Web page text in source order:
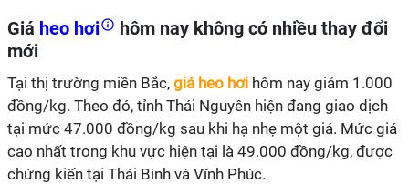
Giá heo hơi
hôm nay không có nhiều thay đổi
mới
Tại thị trường miền Bắc, giá heo hơi hôm nay giảm 1.000
đồng/kg. Theo đó, tỉnh Thái Nguyên hiện đang giao dịch
tại mức 47.000 đồng/kg sau khi hạ nhẹ một giá. Mức giá
cao nhất trong khu vực hiện tại là 49.000 đồng/kg, được
chứng kiến tại Thái Bình và Vĩnh Phúc.